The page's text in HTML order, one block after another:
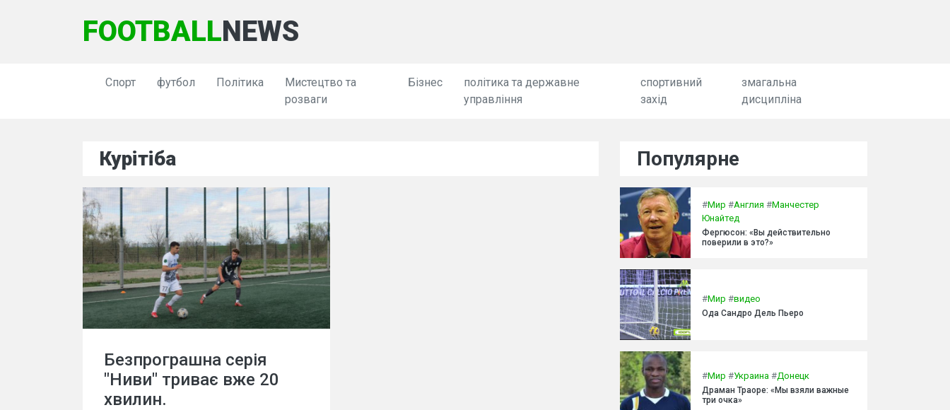
FOOTBALLNEWS
Спорт футбол Політика
Мистецтво та
розваги
Бізнес
політика та державне
управління
спортивний
захід
змагальна
дисципліна
Курітіба
Безпрограшна серія
"Ниви" триває вже 20
хвилин.
Популярне
#Мир #Англия #Манчестер
Юнайтед
Фергюсон: «Вы действительно
поверили в это?»
#Мир #видео
Ода Сандро Дель Пьеро
#Мир #Украина #Донецк
Драман Траоре: «Мы взяли важные
три очка»